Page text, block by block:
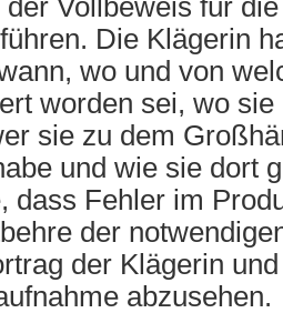
Vollbeweis für
Die Klägerin
wo und von
worden sei, wo
sie zu dem
und wie sie dort
dass Fehler im
der
der Klägerin
abzusehen.